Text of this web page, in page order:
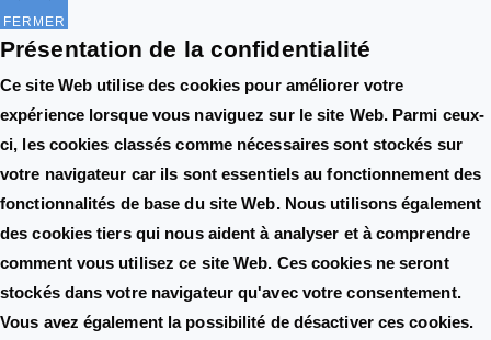
FERMER
Présentation de la confidentialité
Ce site Web utilise des cookies pour améliorer votre
expérience lorsque vous naviguez sur le site Web. Parmi ceux-
ci, les cookies classés comme nécessaires sont stockés sur
votre navigateur car ils sont essentiels au fonctionnement des
fonctionnalités de base du site Web. Nous utilisons également
des cookies tiers qui nous aident à analyser et à comprendre
comment vous utilisez ce site Web. Ces cookies ne seront
stockés dans votre navigateur qu'avec votre consentement.
Vous avez également la possibilité de désactiver ces cookies.